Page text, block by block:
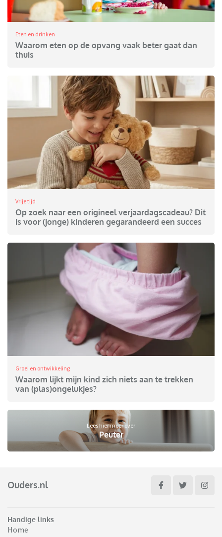
Eten en drinken
Waarom eten op de opvang vaak beter gaat dan
thuis
Vrije tijd
Op zoek naar een origineel verjaardagscadeau? Dit
is voor (jonge) kinderen gegarandeerd een succes
Groei en ontwikkeling
Waarom lijkt mijn kind zich niets aan te trekken
van (plas)ongelukjes?
Lees hier meer over
Peuter
Ouders.nl
Handige links
Home